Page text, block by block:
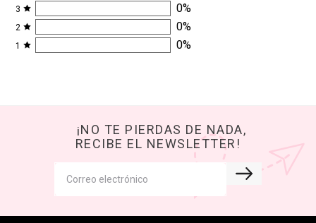
3 0%
2 0%
1 0%
¡NO TE PIERDAS DE NADA,
RECIBE EL NEWSLETTER!